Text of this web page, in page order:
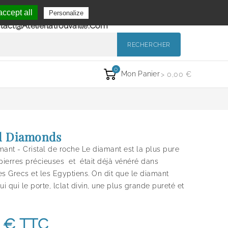
9h à 12h et de 14h à 18h
RECHERCHER
0
Mon Panier> 0,00 €
Diamonds
- Cristal de roche Le diamant est la plus pure
précieuses et était déjà vénéré dans
Grecs et les Egyptiens. On dit que le diamant
qui le porte, lclat divin, une plus grande pureté et
€ TTC
all Personalize